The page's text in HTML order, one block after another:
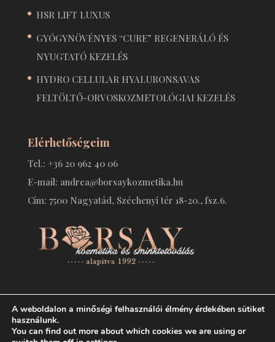
HSR LIFT LUXUS
GYÓGYNÖVÉNYES “CURE” REGENERÁLÓ ÉS
NYUGTATÓ KEZELÉS
HYDRO CELLULAR HYALURONSAVAS
FELTÖLTŐ-ORVOSKOZMETOLÓGIAI KEZELÉS
Elérhetőségeim
Tel.: +36 20 962 40 06
E-mail: andrea@borsaykozmetika.hu
Cím: 7500 Nagyatád, Széchenyi tér 18-20., fsz.6.
A weboldalon a minőségi felhasználói élmény érdekében sütiket
használunk.
You can find out more about which cookies we are using or